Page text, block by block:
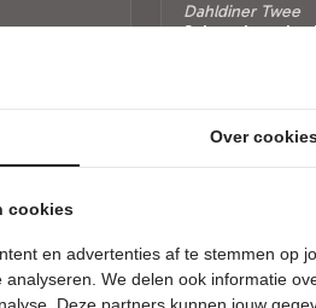
Dahldiner Twee
Schouwburg
Over
cookies
en advertenties af te stemmen op
We delen ook informatie